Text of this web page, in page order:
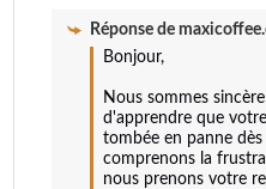
Réponse de
Bonjour,
Nous sommes
d'apprendre que
tombée en panne
comprenons la
nous prenons votre